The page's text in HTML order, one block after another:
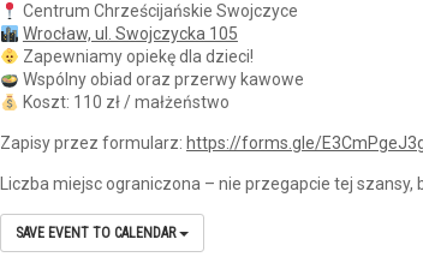
Centrum Chrześcijańskie Swojczyce
Wrocław, ul. Swojczycka 105
Zapewniamy opiekę dla dzieci!
Wspólny obiad oraz przerwy kawowe
Koszt: 110 zł / małżeństwo
Zapisy przez formularz: https://forms.gle/
Liczba miejsc ograniczona – nie przegapcie tej szansy,
SAVE EVENT TO CALENDAR